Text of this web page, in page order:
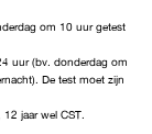
om 10 uur getest
uur (bv. donderdag om
De test moet zijn
jaar wel CST.